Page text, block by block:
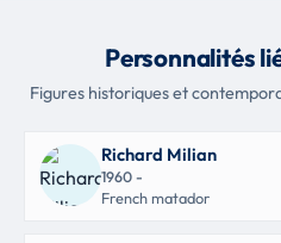
Personnalités
Figures historiques et
Richard Milian
1960 -
French matador